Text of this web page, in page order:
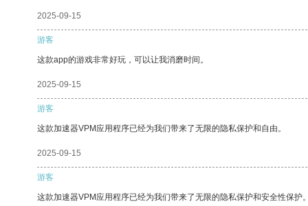
2025-09-15
游客
这款app的游戏非常好玩，可以让我消磨时间。
2025-09-15
游客
这款加速器VPM应用程序已经为我们带来了无限的隐私保护和自由。
2025-09-15
游客
这款加速器VPM应用程序已经为我们带来了无限的隐私保护和安全性保护